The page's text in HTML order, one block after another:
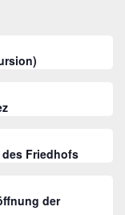
des Friedhofs
der